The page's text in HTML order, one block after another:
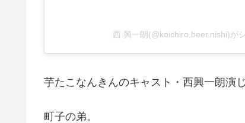
西 興一朗(@koichiro.beer.nishi)が
芋たこなんきんのキャスト・西興一朗演
町子の弟。